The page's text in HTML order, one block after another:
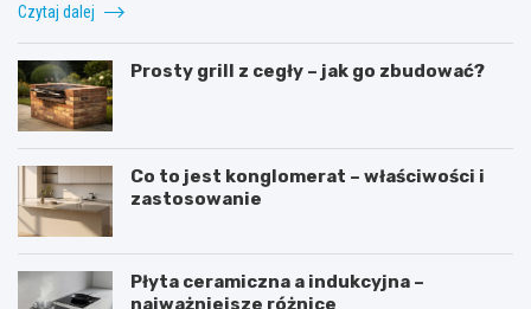
Czytaj dalej
Prosty grill z cegły – jak go zbudować?
Co to jest konglomerat – właściwości i
zastosowanie
Płyta ceramiczna a indukcyjna –
najważniejsze różnice